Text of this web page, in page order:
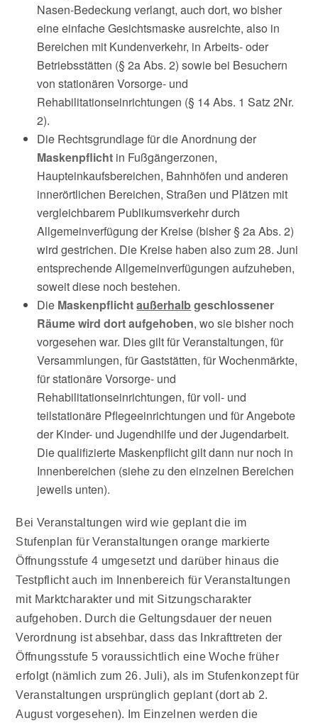
Nasen-Bedeckung verlangt, auch dort, wo bisher
eine einfache Gesichtsmaske ausreichte, also in
Bereichen mit Kundenverkehr, in Arbeits- oder
Betriebsstätten (§ 2a Abs. 2) sowie bei Besuchern
von stationären Vorsorge- und
Rehabilitationseinrichtungen (§ 14 Abs. 1 Satz 2Nr.
2).
Die Rechtsgrundlage für die Anordnung der
Maskenpflicht in Fußgängerzonen,
Haupteinkaufsbereichen, Bahnhöfen und anderen
innerörtlichen Bereichen, Straßen und Plätzen mit
vergleichbarem Publikumsverkehr durch
Allgemeinverfügung der Kreise (bisher § 2a Abs. 2)
wird gestrichen. Die Kreise haben also zum 28. Juni
entsprechende Allgemeinverfügungen aufzuheben,
soweit diese noch bestehen.
Die Maskenpflichtaußerhalbgeschlossener
Räume wird dort aufgehoben, wo sie bisher noch
vorgesehen war. Dies gilt für Veranstaltungen, für
Versammlungen, für Gaststätten, für Wochenmärkte,
für stationäre Vorsorge- und
Rehabilitationseinrichtungen, für voll- und
teilstationäre Pflegeeinrichtungen und für Angebote
der Kinder- und Jugendhilfe und der Jugendarbeit.
Die qualifizierte Maskenpflicht gilt dann nur noch in
Innenbereichen (siehe zu den einzelnen Bereichen
jeweils unten).
Bei Veranstaltungen wird wie geplant die im
Stufenplan für Veranstaltungen orange markierte
Öffnungsstufe 4 umgesetzt und darüber hinaus die
Testpflicht auch im Innenbereich für Veranstaltungen
mit Marktcharakter und mit Sitzungscharakter
aufgehoben. Durch die Geltungsdauer der neuen
Verordnung ist absehbar, dass das Inkrafttreten der
Öffnungsstufe 5 voraussichtlich eine Woche früher
erfolgt (nämlich zum 26. Juli), als im Stufenkonzept für
Veranstaltungen ursprünglich geplant (dort ab 2.
August vorgesehen). Im Einzelnen werden die